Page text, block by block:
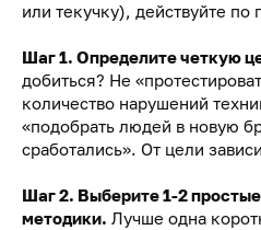
или текучку), действуйте по
Шаг 1. Определите четкую
добиться? Не
количество нарушений
«подобрать людей в новую
сработались». От цели
Шаг 2. Выберите 1-2
методики. Лучше одна